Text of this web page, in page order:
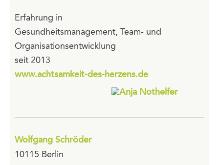
Erfahrung in
Gesundheitsmanagement, Team- und
Organisationsentwicklung
seit 2013
www.achtsamkeit-des-herzens.de
Wolfgang Schröder
10115 Berlin